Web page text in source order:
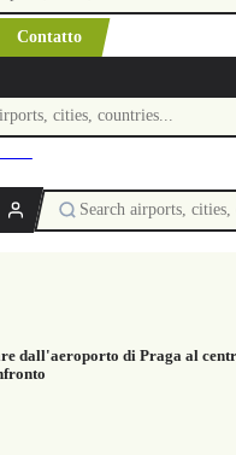
Contatto
dall'aeroporto di Praga al